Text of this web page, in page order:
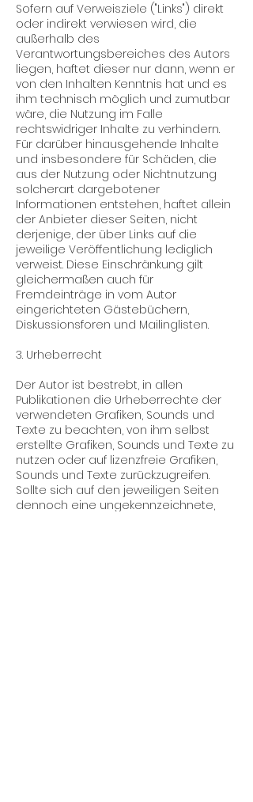
Sofern auf Verweisziele ("Links") direkt
oder indirekt verwiesen wird, die
außerhalb des
Verantwortungsbereiches des Autors
liegen, haftet dieser nur dann, wenn er
von den Inhalten Kenntnis hat und es
ihm technisch möglich und zumutbar
wäre, die Nutzung im Falle
rechtswidriger Inhalte zu verhindern.
Für darüber hinausgehende Inhalte
und insbesondere für Schäden, die
aus der Nutzung oder Nichtnutzung
solcherart dargebotener
Informationen entstehen, haftet allein
der Anbieter dieser Seiten, nicht
derjenige, der über Links auf die
jeweilige Veröffentlichung lediglich
verweist. Diese Einschränkung gilt
gleichermaßen auch für
Fremdeinträge in vom Autor
eingerichteten Gästebüchern,
Diskussionsforen und Mailinglisten.
3. Urheberrecht
Der Autor ist bestrebt, in allen
Publikationen die Urheberrechte der
verwendeten Grafiken, Sounds und
Texte zu beachten, von ihm selbst
erstellte Grafiken, Sounds und Texte zu
nutzen oder auf lizenzfreie Grafiken,
Sounds und Texte zurückzugreifen.
Sollte sich auf den jeweiligen Seiten
dennoch eine ungekennzeichnete,